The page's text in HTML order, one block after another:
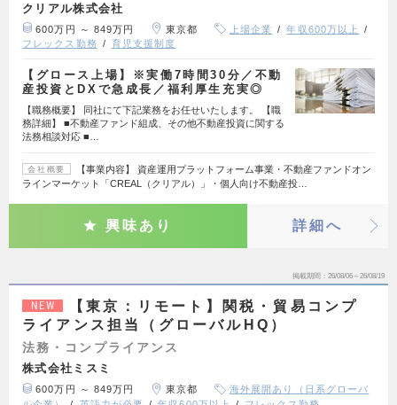
クリアル株式会社
600万円 ～ 849万円 東京都 上場企業
年収600万以上
フレックス勤務
育児支援制度
【グロース上場】※実働7時間30分／不動
産投資とDXで急成長／福利厚生充実◎
【職務概要】 同社にて下記業務をお任せいたします。 【職
務詳細】 ■不動産ファンド組成、その他不動産投資に関する
法務相談対応 ■…
会社概要
【事業内容】 資産運用プラットフォーム事業・不動産ファンドオン
ラインマーケット「CREAL（クリアル）」・個人向け不動産投…
興味あり 詳細へ
掲載期間 26/08/06～26/08/19
NEW
【東京：リモート】関税・貿易コンプ
ライアンス担当（グローバルHQ）
法務・コンプライアンス
株式会社ミスミ
600万円 ～ 849万円 東京都
海外展開あり（日系グローバ